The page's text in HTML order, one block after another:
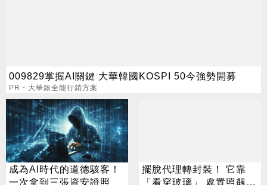
009829掌握AI關鍵 大華韓國KOSPI 50今強勢開募
PR・大華銀全能行銷方案
成為AI時代的道德駭客！
一次拿到三張資安證照
擺脫代理轉封裝！ 它靠
「看穿玻璃」 處置照飆2